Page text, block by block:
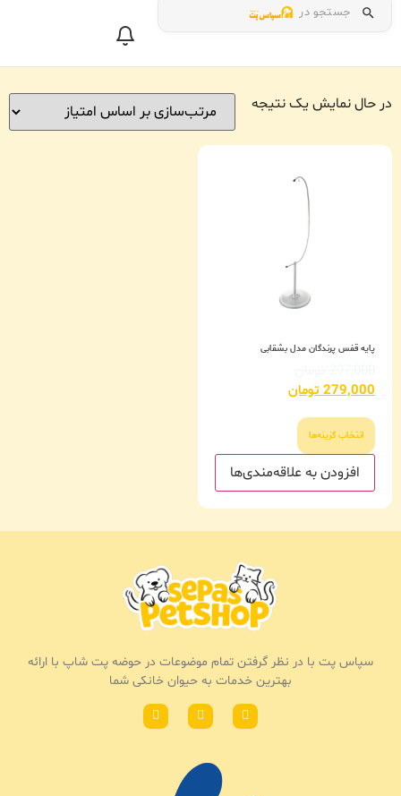
جستجو در
در حال نمایش یک نتیجه
پایه قفس پرندگان مدل بشقابی
279,000تومان
انتخاب گزینه‌ها
افزودن به علاقه‌مندی‌ها
سپاس پت با در نظر گرفتن تمام موضوعات در حوضه پت شاپ با ارائه
بهترین خدمات به حیوان خانکی شما